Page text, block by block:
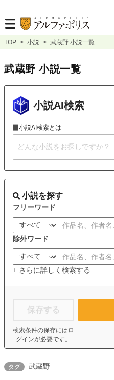
TOP > 小説 > 武蔵野 小説一覧
武蔵野 小説一覧
小説AI検索
小説AI検索とは
小説を探す
フリーワード
除外ワード
+ さらに詳しく検索する
保存する
検索条件の保存には ロ
グインが必要です。
タグ 武蔵野